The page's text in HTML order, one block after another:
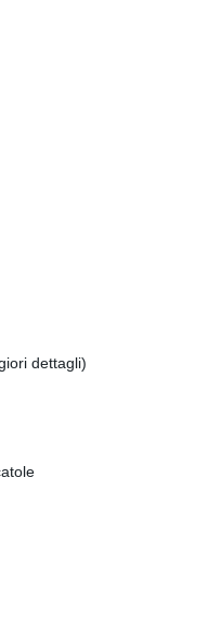
dettagli)